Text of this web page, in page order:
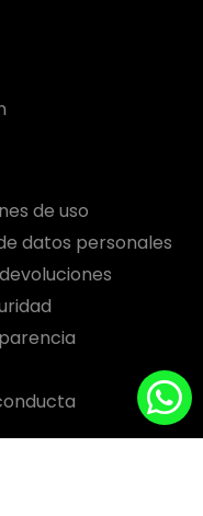
de uso
datos personales